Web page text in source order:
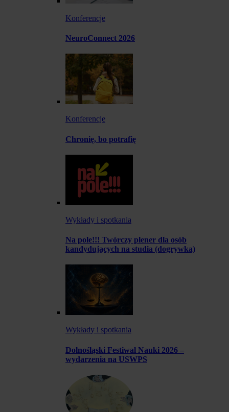
Konferencje
NeuroConnect 2026
Konferencje
Chronię, bo potrafię
Wykłady i spotkania
Na pole!!! Twórczy plener dla osób
kandydujących na studia (dogrywka)
Wykłady i spotkania
Dolnośląski Festiwal Nauki 2026 –
wydarzenia na USWPS